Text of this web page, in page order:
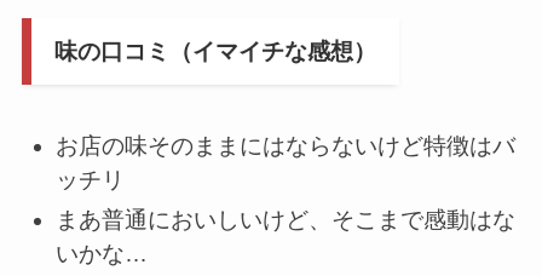
味の口コミ（イマイチな感想）
お店の味そのままにはならないけど特徴はバ
ッチリ
まあ普通においしいけど、そこまで感動はな
いかな…